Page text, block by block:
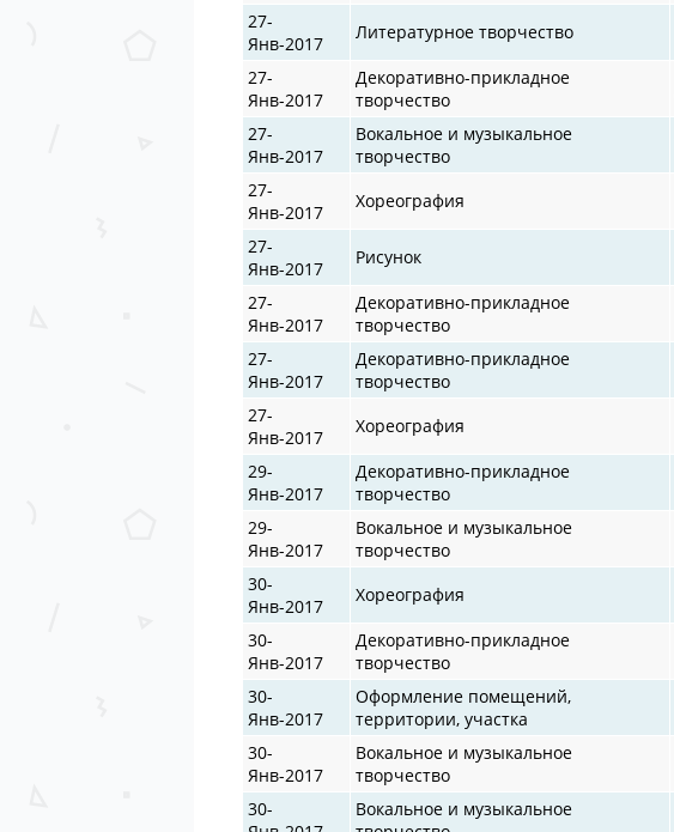
27-
Янв-2017
Литературное творчество
27-
Янв-2017
Декоративно-прикладное
творчество
27-
Янв-2017
Вокальное и музыкальное
творчество
27-
Янв-2017
Хореография
27-
Янв-2017
Рисунок
27-
Янв-2017
Декоративно-прикладное
творчество
27-
Янв-2017
Декоративно-прикладное
творчество
27-
Янв-2017
Хореография
29-
Янв-2017
Декоративно-прикладное
творчество
29-
Янв-2017
Вокальное и музыкальное
творчество
30-
Янв-2017
Хореография
30-
Янв-2017
Декоративно-прикладное
творчество
30-
Янв-2017
Оформление помещений,
территории, участка
30-
Янв-2017
Вокальное и музыкальное
творчество
30-
Вокальное и музыкальное